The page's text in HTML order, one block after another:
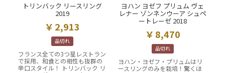
トリンバック リースリング
2019
2,913
品切れ
フランス全ての3つ星レストラン
で採用、和食との相性も抜群の
辛口スタイル！ トリンバック リ
ヨハン ヨゼフ プリュム ヴェ
レナー ゾンネンウーア シュペ
ートレーゼ 2018
8,470
品切れ
ヨハン・ヨゼフ・プリュムはリ
ースリングのみを栽培！驚くほ